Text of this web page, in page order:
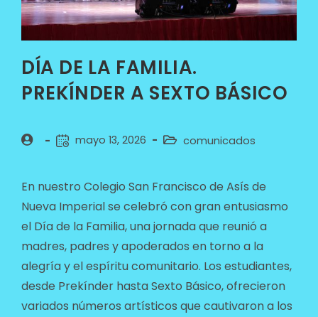
DÍA DE LA FAMILIA.
PREKÍNDER A SEXTO BÁSICO
mayo 13, 2026 comunicados
En nuestro Colegio San Francisco de Asís de
Nueva Imperial se celebró con gran entusiasmo
el Día de la Familia, una jornada que reunió a
madres, padres y apoderados en torno a la
alegría y el espíritu comunitario. Los estudiantes,
desde Prekínder hasta Sexto Básico, ofrecieron
variados números artísticos que cautivaron a los